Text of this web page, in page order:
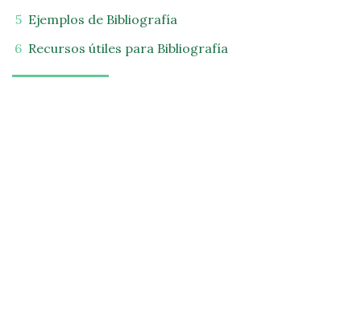
Ejemplos de Bibliografía
Recursos útiles para Bibliografía